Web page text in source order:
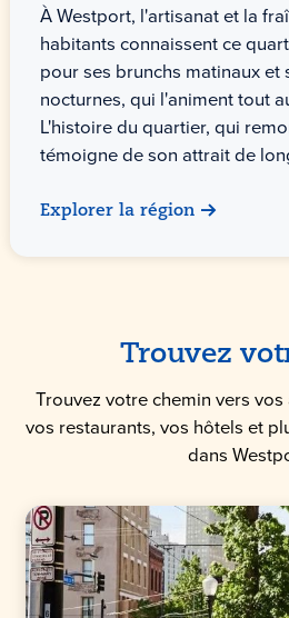
À Westport, l'artisanat et la
habitants connaissent ce
pour ses brunchs matinaux et
nocturnes, qui l'animent tout
L'histoire du quartier, qui
témoigne de son attrait de
Explorer la région
Trouvez
Trouvez votre chemin vers
vos restaurants, vos hôtels et
dans